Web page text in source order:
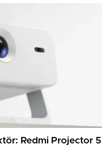
Etmelerine Basitçe
Redmi Projector 5